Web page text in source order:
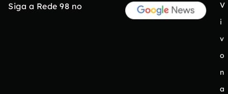
Siga a Rede 98 no
V
i
v
o
n
a